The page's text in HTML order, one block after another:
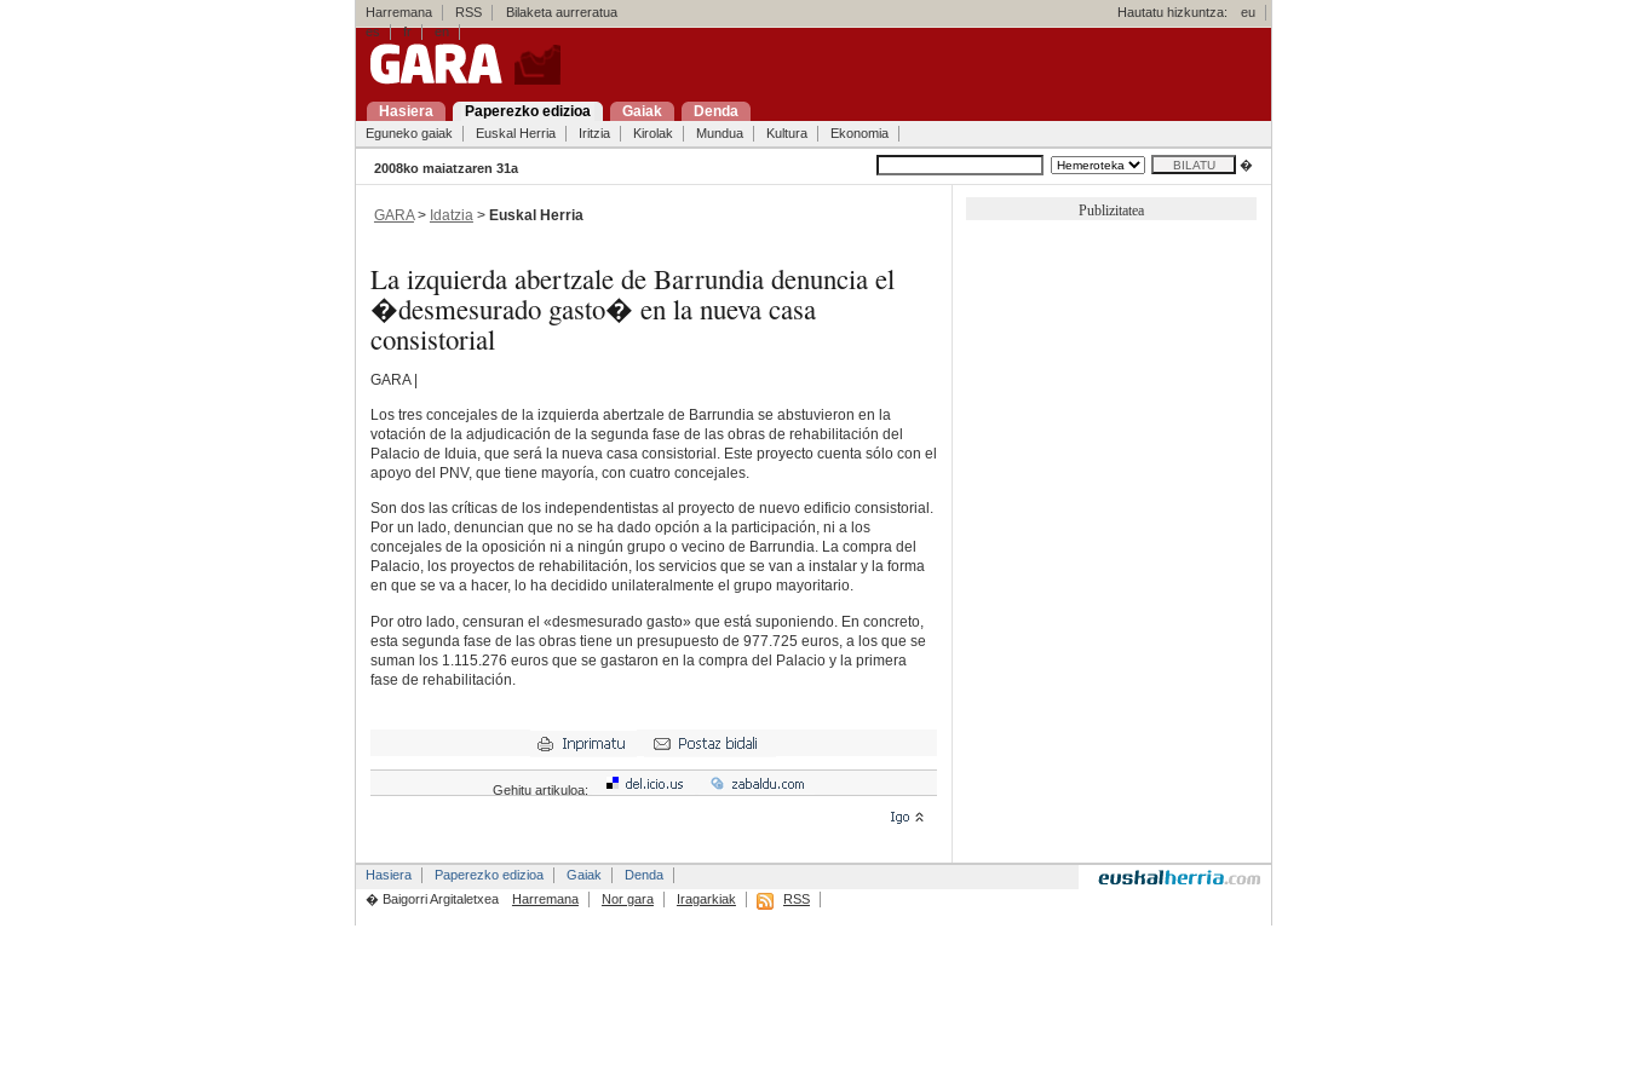
Harremana RSS Bilaketa aurreratua Hautatu hizkuntza:
eu
es
fr en
Hasiera Paperezko edizioa Gaiak Denda
Eguneko gaiak Euskal Herria Iritzia Kirolak Mundua Kultura Ekonomia
2008ko maiatzaren 31a �
GARA> Idatzia > Euskal Herria
La izquierda abertzale de Barrundia denuncia el
�desmesurado gasto� en la nueva casa
consistorial
GARA |
Los tres concejales de la izquierda abertzale de Barrundia se abstuvieron en la
votación de la adjudicación de la segunda fase de las obras de rehabilitación del
Palacio de Iduia, que será la nueva casa consistorial. Este proyecto cuenta sólo con el
apoyo del PNV, que tiene mayoría, con cuatro concejales.
Son dos las críticas de los independentistas al proyecto de nuevo edificio consistorial.
Por un lado, denuncian que no se ha dado opción a la participación, ni a los
concejales de la oposición ni a ningún grupo o vecino de Barrundia. La compra del
Palacio, los proyectos de rehabilitación, los servicios que se van a instalar y la forma
en que se va a hacer, lo ha decidido unilateralmente el grupo mayoritario.
Por otro lado, censuran el «desmesurado gasto» que está suponiendo. En concreto,
esta segunda fase de las obras tiene un presupuesto de 977.725 euros, a los que se
suman los 1.115.276 euros que se gastaron en la compra del Palacio y la primera
fase de rehabilitación.
Gehitu artikuloa:
Publizitatea
Hasiera Paperezko edizioa Gaiak
Denda
� Baigorri Argitaletxea
Harremana Nor gara Iragarkiak RSS